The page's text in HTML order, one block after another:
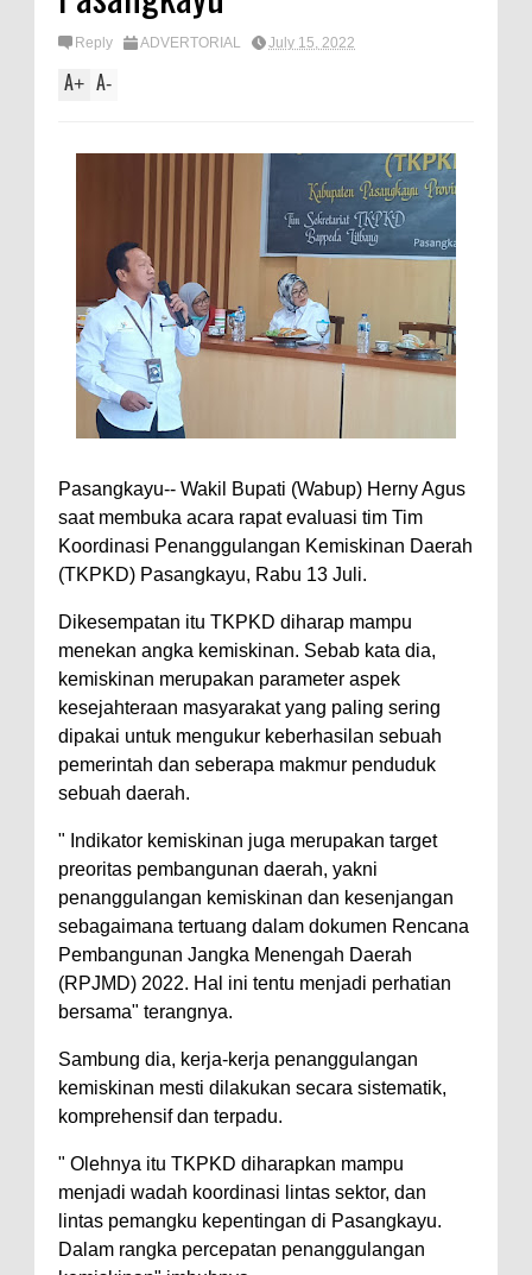
Reply ADVERTORIAL July 15, 2022
A+ A-
Pasangkayu-- Wakil Bupati (Wabup) Herny Agus
saat membuka acara rapat evaluasi tim Tim
Koordinasi Penanggulangan Kemiskinan Daerah
(TKPKD) Pasangkayu, Rabu 13 Juli.
Dikesempatan itu TKPKD diharap mampu
menekan angka kemiskinan. Sebab kata dia,
kemiskinan merupakan parameter aspek
kesejahteraan masyarakat yang paling sering
dipakai untuk mengukur keberhasilan sebuah
pemerintah dan seberapa makmur penduduk
sebuah daerah.
" Indikator kemiskinan juga merupakan target
preoritas pembangunan daerah, yakni
penanggulangan kemiskinan dan kesenjangan
sebagaimana tertuang dalam dokumen Rencana
Pembangunan Jangka Menengah Daerah
(RPJMD) 2022. Hal ini tentu menjadi perhatian
bersama" terangnya.
Sambung dia, kerja-kerja penanggulangan
kemiskinan mesti dilakukan secara sistematik,
komprehensif dan terpadu.
" Olehnya itu TKPKD diharapkan mampu
menjadi wadah koordinasi lintas sektor, dan
lintas pemangku kepentingan di Pasangkayu.
Dalam rangka percepatan penanggulangan